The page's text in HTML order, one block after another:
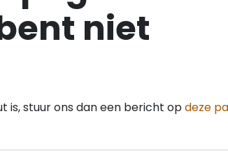
niet
is, stuur ons dan een bericht opdeze